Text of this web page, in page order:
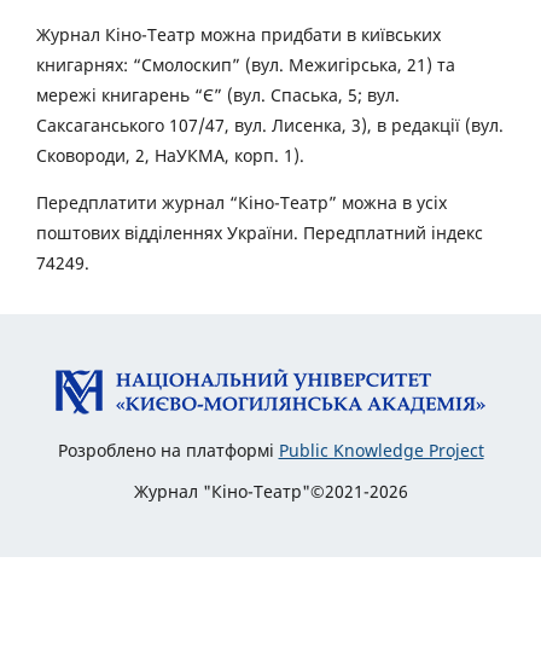
Журнал Кіно-Театр можна придбати в київських
книгарнях: “Смолоскип” (вул. Межигірська, 21) та
мережі книгарень “Є” (вул. Спаська, 5; вул.
Саксаганського 107/47, вул. Лисенка, 3), в редакції (вул.
Сковороди, 2, НаУКМА, корп. 1).
Передплатити журнал “Кіно-Театр” можна в усіх
поштових відділеннях України. Передплатний індекс
74249.
Розроблено на платформі Public Knowledge Project
Журнал "Кіно-Театр"©2021-2026